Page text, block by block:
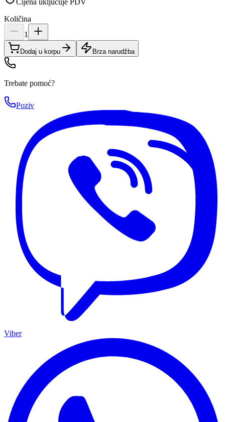
Cijena uključuje PDV
Količina
1
Dodaj u korpu Brza narudžba
Trebate pomoć?
Poziv
Viber